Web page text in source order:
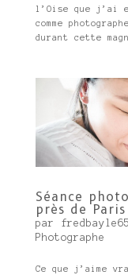
l’Oise que j’ai
comme
durant cette
Séance
près de Paris
par fredbayle65
Photographe
Ce que j’aime